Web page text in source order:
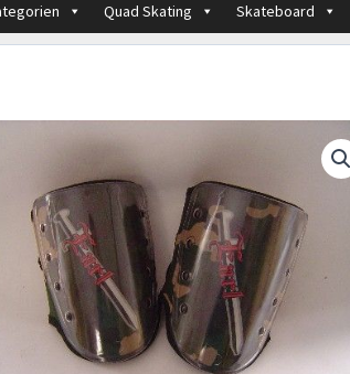
Quad Skating Skateboard